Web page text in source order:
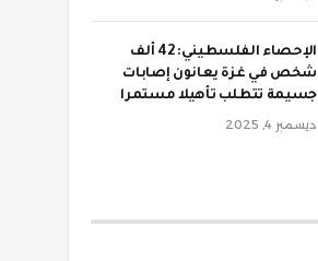
الإحصاء الفلسطيني: 42 ألف
شخص في غزة يعانون إصابات
جسيمة تتطلب تأهيلا مستمرا
ديسمبر 4, 2025